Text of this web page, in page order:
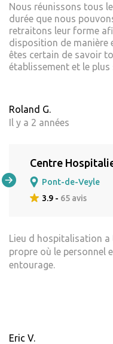
Nous réunissons tous
durée que nous
retraitons leur forme
disposition de manière
êtes certain de savoir
établissement et le
Roland G.
Il y a 2 années
Centre
Pont-de-Veyle
3.9 - 65 avis
Lieu d hospitalisation a
propre où le personnel
entourage.
Eric V.